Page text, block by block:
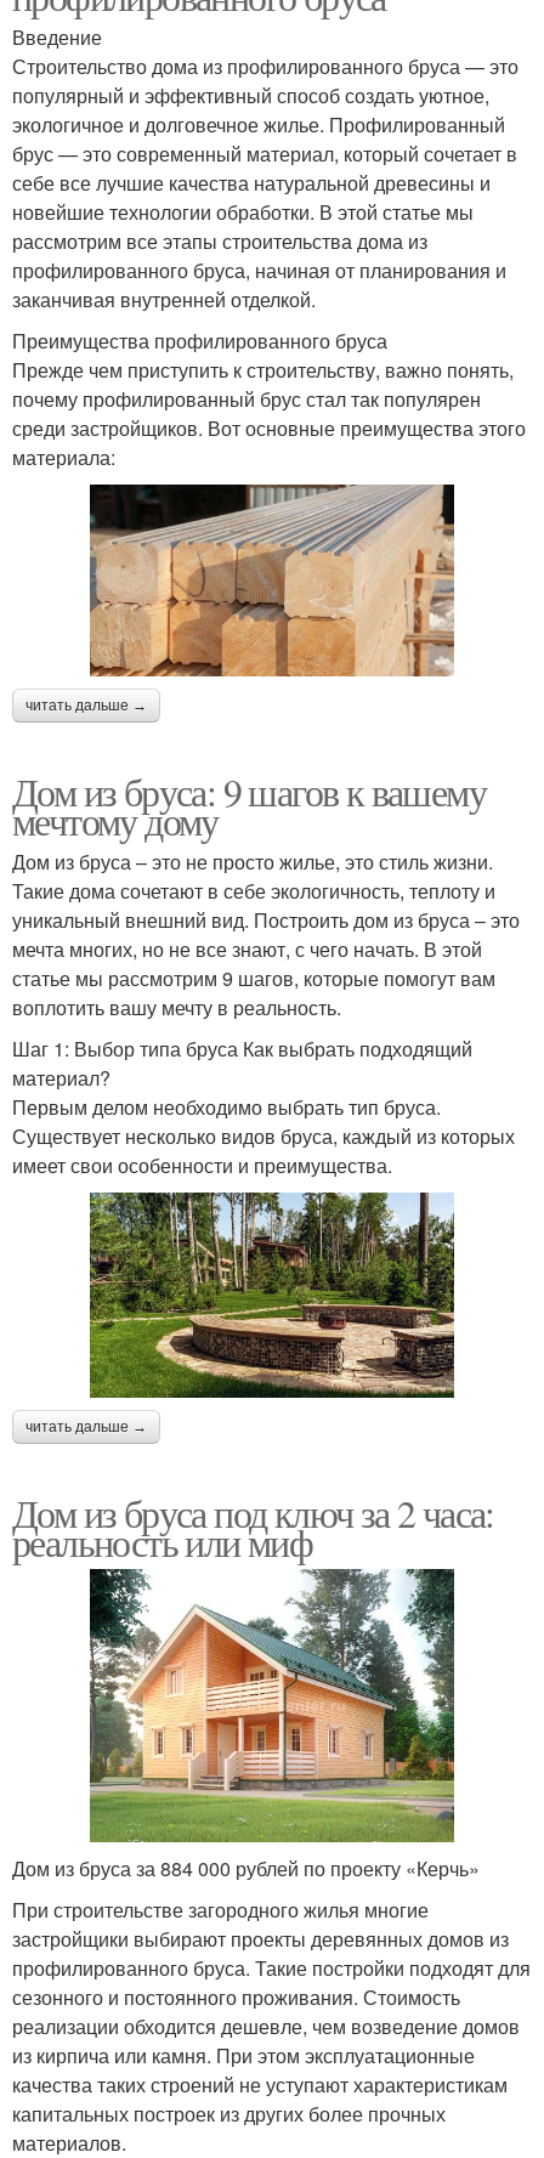
Введение
Строительство дома из профилированного бруса — это
популярный и эффективный способ создать уютное,
экологичное и долговечное жилье. Профилированный
брус — это современный материал, который сочетает в
себе все лучшие качества натуральной древесины и
новейшие технологии обработки. В этой статье мы
рассмотрим все этапы строительства дома из
профилированного бруса, начиная от планирования и
заканчивая внутренней отделкой.
Преимущества профилированного бруса
Прежде чем приступить к строительству, важно понять,
почему профилированный брус стал так популярен
среди застройщиков. Вот основные преимущества этого
материала:
читать дальше →
Дом из бруса: 9 шагов к вашему
мечтому дому
Дом из бруса – это не просто жилье, это стиль жизни.
Такие дома сочетают в себе экологичность, теплоту и
уникальный внешний вид. Построить дом из бруса – это
мечта многих, но не все знают, с чего начать. В этой
статье мы рассмотрим 9 шагов, которые помогут вам
воплотить вашу мечту в реальность.
Шаг 1: Выбор типа бруса Как выбрать подходящий
материал?
Первым делом необходимо выбрать тип бруса.
Существует несколько видов бруса, каждый из которых
имеет свои особенности и преимущества.
читать дальше →
Дом из бруса под ключ за 2 часа:
реальность или миф
Дом из бруса за 884 000 рублей по проекту «Керчь»
При строительстве загородного жилья многие
застройщики выбирают проекты деревянных домов из
профилированного бруса. Такие постройки подходят для
сезонного и постоянного проживания. Стоимость
реализации обходится дешевле, чем возведение домов
из кирпича или камня. При этом эксплуатационные
качества таких строений не уступают характеристикам
капитальных построек из других более прочных
материалов.